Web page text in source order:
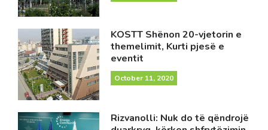
KOSTT Shënon 20-vjetorin e
themelimit, Kurti pjesë e
eventit
October 11, 2020
Rizvanolli: Nuk do të qëndrojë